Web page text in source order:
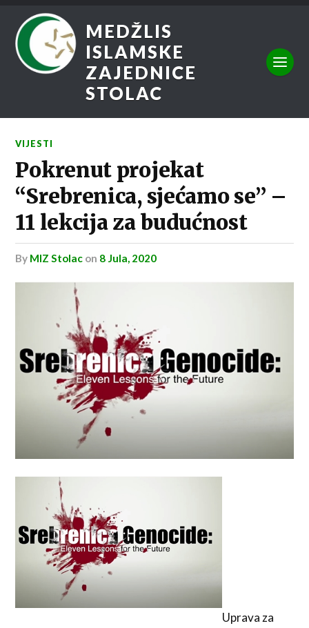
MEDŽLIS
ISLAMSKE
ZAJEDNICE
STOLAC
VIJESTI
Pokrenut projekat
“Srebrenica, sjećamo se” –
11 lekcija za budućnost
by MIZ Stolac on 8 Jula, 2020
Uprava za